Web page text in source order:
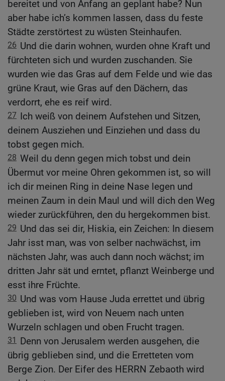
bereitet und von Anfang an geplant habe? Nun
aber habe ich’s kommen lassen, dass du feste
Städte zerstörtest zu wüsten Steinhaufen.
26 Und die darin wohnen, wurden ohne Kraft und
fürchteten sich und wurden zuschanden. Sie
wurden wie das Gras auf dem Felde und wie das
grüne Kraut, wie Gras auf den Dächern, das
verdorrt, ehe es reif wird.
27 Ich weiß von deinem Aufstehen und Sitzen,
deinem Ausziehen und Einziehen und dass du
tobst gegen mich.
28 Weil du denn gegen mich tobst und dein
Übermut vor meine Ohren gekommen ist, so will
ich dir meinen Ring in deine Nase legen und
meinen Zaum in dein Maul und will dich den Weg
wieder zurückführen, den du hergekommen bist.
29 Und das sei dir, Hiskia, ein Zeichen: In diesem
Jahr isst man, was von selber nachwächst, im
nächsten Jahr, was auch dann noch wächst; im
dritten Jahr sät und erntet, pflanzt Weinberge und
esst ihre Früchte.
30 Und was vom Hause Juda errettet und übrig
geblieben ist, wird von Neuem nach unten
Wurzeln schlagen und oben Frucht tragen.
31
Denn von Jerusalem werden ausgehen, die
übrig geblieben sind, und die Erretteten vom
Berge Zion. Der Eifer des HERRN Zebaoth wird